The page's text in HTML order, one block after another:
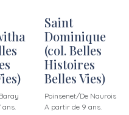
Saint
Dominique
(col. Belles
Histoires
Belles Vies)
Poinsenet/De Naurois
A partir de 9 ans.